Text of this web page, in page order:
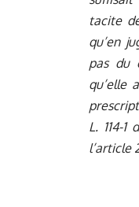
tacite
qu’en
pas du
qu’elle
L. 114-
l’article